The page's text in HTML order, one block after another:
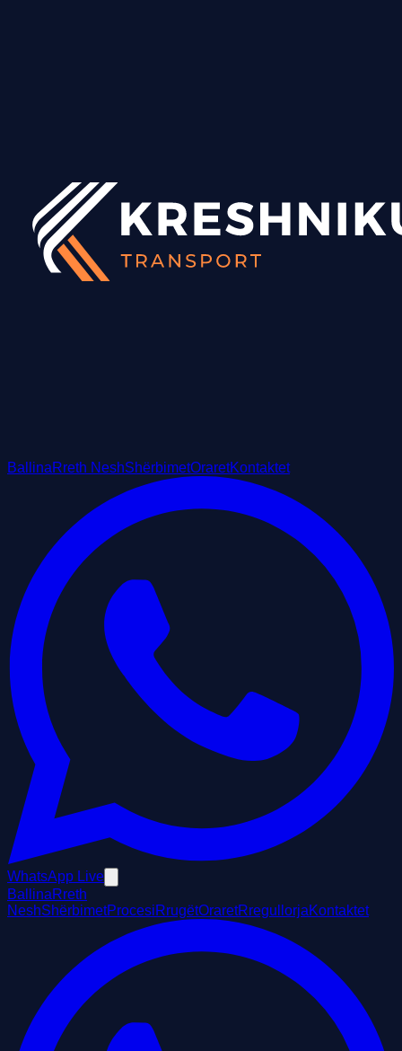
BallinaRreth NeshShërbimetOraretKontaktet
WhatsApp Live
BallinaRreth
NeshShërbimetProcesiRrugëtOraretRregullorjaKontaktet